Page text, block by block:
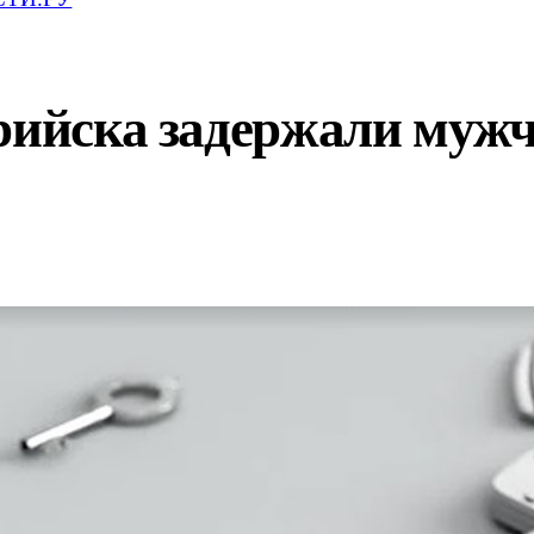
задержали